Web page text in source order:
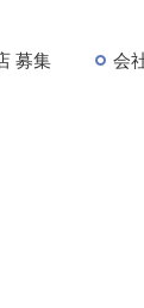
募集 会